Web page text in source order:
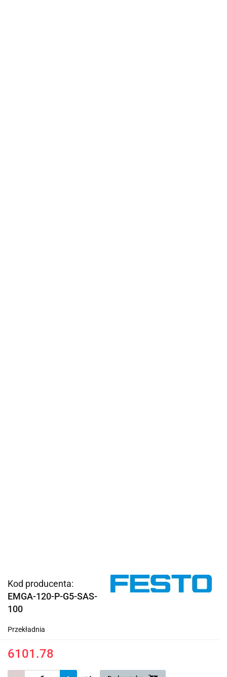
Kod producenta:
EMGA-120-P-G5-SAS-
100
Przekładnia
6101.78